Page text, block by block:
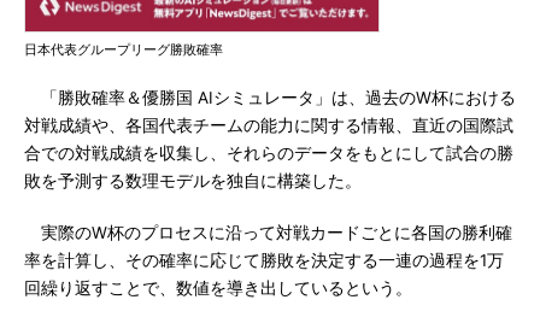
日本代表グループリーグ勝敗確率
「勝敗確率＆優勝国 AIシミュレータ」は、過去のW杯における
対戦成績や、各国代表チームの能力に関する情報、直近の国際試
合での対戦成績を収集し、それらのデータをもとにして試合の勝
敗を予測する数理モデルを独自に構築した。
実際のW杯のプロセスに沿って対戦カードごとに各国の勝利確
率を計算し、その確率に応じて勝敗を決定する一連の過程を1万
回繰り返すことで、数値を導き出しているという。